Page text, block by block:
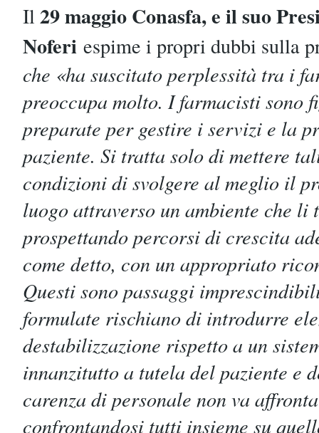
Il 29 maggio Conasfa, e il suo
Noferi espime i propri dubbi sulla
che «ha suscitato perplessità tra i
preoccupa molto. I farmacisti sono
preparate per gestire i servizi e la
paziente. Si tratta solo di mettere
condizioni di svolgere al meglio il
luogo attraverso un ambiente che
prospettando percorsi di crescita
come detto, con un appropriato
Questi sono passaggi
formulate rischiano di introdurre
destabilizzazione rispetto a un
innanzitutto a tutela del paziente e
carenza di personale non va
confrontandosi tutti insieme su